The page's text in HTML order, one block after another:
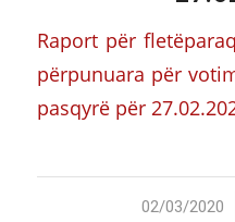
Raport për
përpunuara për
pasqyrë për
02/03/2020
/